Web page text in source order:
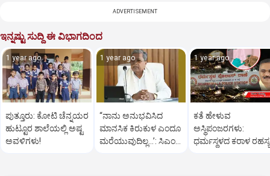
ADVERTISEMENT
ಇನ್ನಷ್ಟು ಸುದ್ದಿ ಈ ವಿಭಾಗದಿಂದ
1 year ago
ಪುತ್ತೂರು: ಕೋಟಿ ಚೆನ್ನಯರ
ಹುಟ್ಟೂರ ಶಾಲೆಯಲ್ಲಿ ಅಷ್ಟ
ಅವಳಿಗಳು!
1 year ago
“ನಾನು ಅನುಭವಿಸಿದ
ಮಾನಸಿಕ ಕಿರುಕುಳ ಎಂದೂ
ಮರೆಯುವುದಿಲ್ಲ…’: ಸಿಎಂ
1 year ago
ಕತೆ ಹೇಳುವ
ಅಸ್ಥಿಪಂಜರಗಳು:
ಧರ್ಮಸ್ಥಳದ‌ ಕರಾಳ ರಹಸ್ಯ